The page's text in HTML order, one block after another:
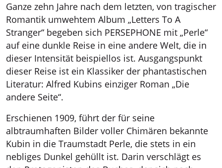
Ganze zehn Jahre nach dem letzten, von tragischer
Romantik umwehtem Album „Letters To A
Stranger“ begeben sich PERSEPHONE mit „Perle“
auf eine dunkle Reise in eine andere Welt, die in
dieser Intensität beispiellos ist. Ausgangspunkt
dieser Reise ist ein Klassiker der phantastischen
Literatur: Alfred Kubins einziger Roman „Die
andere Seite“.
Erschienen 1909, führt der für seine
albtraumhaften Bilder voller Chimären bekannte
Kubin in die Traumstadt Perle, die stets in ein
nebliges Dunkel gehüllt ist. Darin verschlägt es